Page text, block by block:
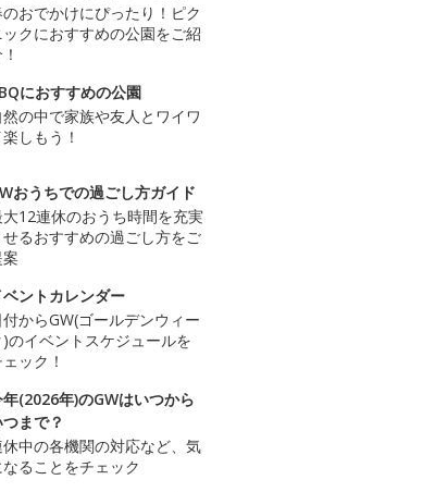
おでかけにぴったり！ピク
ックにおすすめの公園をご紹
におすすめの公園
然の中で家族や友人とワイワ
しもう！
おうちでの過ごし方ガイド
12連休のおうち時間を充実
せるおすすめの過ごし方をご
ベントカレンダー
付からGW(ゴールデンウィー
)のイベントスケジュールを
ック！
(2026年)のGWはいつから
つまで？
中の各機関の対応など、気
なることをチェック